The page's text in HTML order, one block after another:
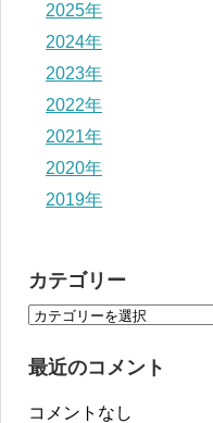
2025年
2024年
2023年
2022年
2021年
2020年
2019年
カテゴリー
最近のコメント
コメントなし